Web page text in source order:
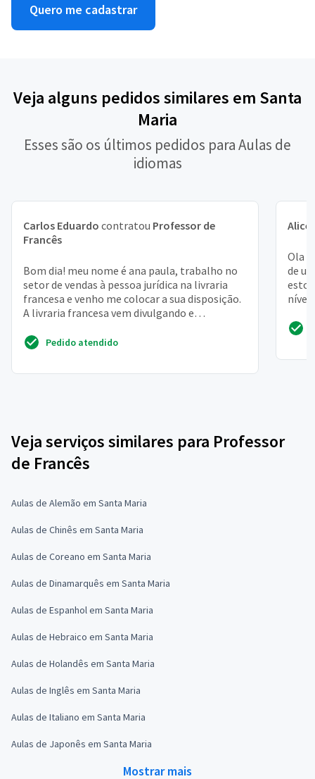
Quero me cadastrar
Veja alguns pedidos similares em Santa
Maria
Esses são os últimos pedidos para Aulas de
idiomas
Carlos Eduardo contratou Professor de
Francês
Bom dia! meu nome é ana paula, trabalho no
setor de vendas à pessoa jurídica na livraria
francesa e venho me colocar a sua disposição.
A livraria francesa vem divulgando e
Pedido atendido
Alice
Ola
de
nível
Veja serviços similares para Professor
de Francês
Aulas de Alemão em Santa Maria
Aulas de Chinês em Santa Maria
Aulas de Coreano em Santa Maria
Aulas de Dinamarquês em Santa Maria
Aulas de Espanhol em Santa Maria
Aulas de Hebraico em Santa Maria
Aulas de Holandês em Santa Maria
Aulas de Inglês em Santa Maria
Aulas de Italiano em Santa Maria
Aulas de Japonês em Santa Maria
Mostrar mais